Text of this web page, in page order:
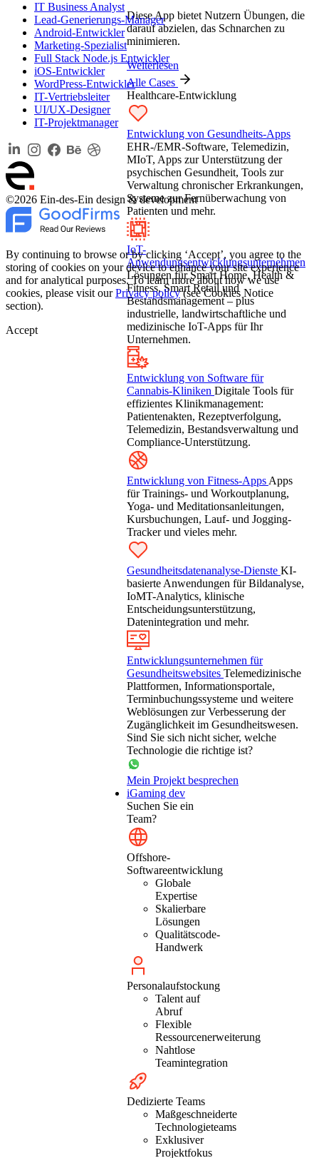
Diese App bietet Nutzern Übungen, die
darauf abzielen, das Schnarchen zu
minimieren.
Weiterlesen
Alle Cases
Healthcare-Entwicklung
Entwicklung von Gesundheits-Apps
EHR-/EMR-Software, Telemedizin,
MIoT, Apps zur Unterstützung der
psychischen Gesundheit, Tools zur
Verwaltung chronischer Erkrankungen,
Systeme zur Fernüberwachung von
Patienten und mehr.
IoT-
Anwendungsentwicklungsunternehmen
Lösungen für Smart Home, Health &
Fitness, Smart Retail und
Bestandsmanagement – plus
industrielle, landwirtschaftliche und
medizinische IoT-Apps für Ihr
Unternehmen.
Entwicklung von Software für
Cannabis-Kliniken Digitale Tools für
effizientes Klinikmanagement:
Patientenakten, Rezeptverfolgung,
Telemedizin, Bestandsverwaltung und
Compliance-Unterstützung.
Entwicklung von Fitness-Apps Apps
für Trainings- und Workoutplanung,
Yoga- und Meditationsanleitungen,
Kursbuchungen, Lauf- und Jogging-
Tracker und vieles mehr.
Gesundheitsdatenanalyse-Dienste KI-
basierte Anwendungen für Bildanalyse,
IoMT-Analytics, klinische
Entscheidungsunterstützung,
Datenintegration und mehr.
Entwicklungsunternehmen für
Gesundheitswebsites Telemedizinische
Plattformen, Informationsportale,
Terminbuchungssysteme und weitere
Weblösungen zur Verbesserung der
Zugänglichkeit im Gesundheitswesen.
Sind Sie sich nicht sicher, welche
Technologie die richtige ist?
Mein Projekt besprechen
iGaming dev
Suchen Sie ein
Team?
Offshore-
Softwareentwicklung
Globale
Expertise
Skalierbare
Lösungen
Qualitätscode-
Handwerk
Personalaufstockung
Talent auf
Abruf
Flexible
Ressourcenerweiterung
Nahtlose
Teamintegration
Dedizierte Teams
Maßgeschneiderte
Technologieteams
Exklusiver
Projektfokus
IT Business Analyst
Lead-Generierungs-Manager
Android-Entwickler
Marketing-Spezialist
Full Stack Node.js Entwickler
iOS-Entwickler
WordPress-Entwickler
IT-Vertriebsleiter
UI/UX-Designer
IT-Projektmanager
©2026 Ein-des-Ein design & development
By continuing to browse or by clicking ‘Accept’, you agree to the
storing of cookies on your device to enhance your site experience
and for analytical purposes. To learn more about how we use
cookies, please visit ourPrivacy policy(see Cookies Notice
section).
Accept